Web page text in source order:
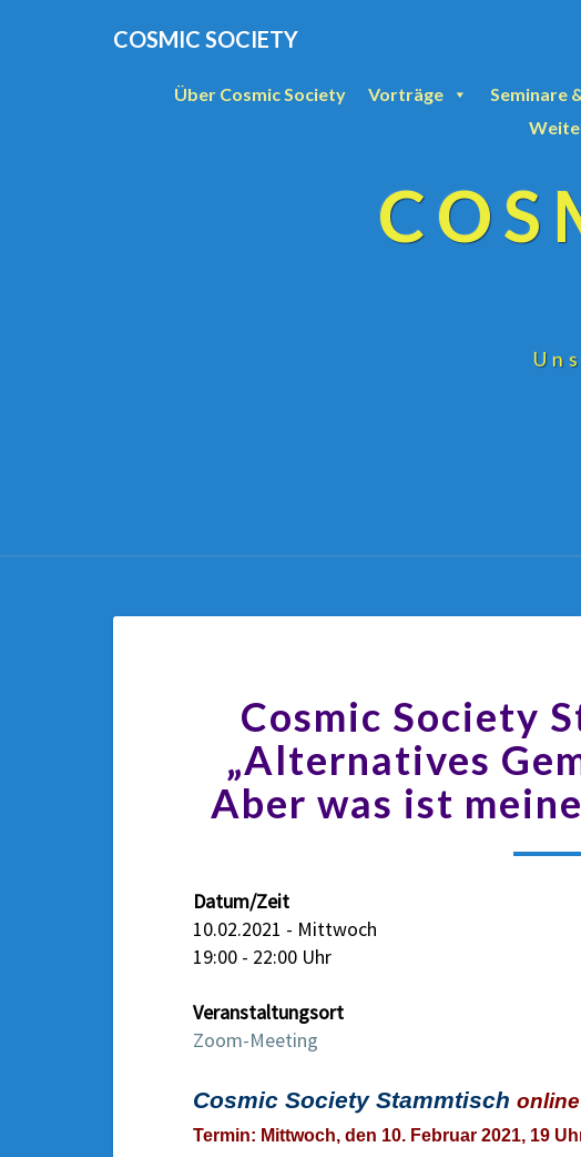
COSMIC SOCIETY
Über Cosmic Society Vorträge Seminare
Cosmic Society
„Alternatives
Aber was ist
Datum/Zeit
10.02.2021 - Mittwoch
19:00 - 22:00 Uhr
Veranstaltungsort
Zoom-Meeting
Cosmic Society Stammtisch online
Termin: Mittwoch, den 10. Februar 2021, 19